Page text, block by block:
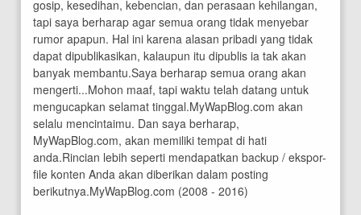
gosip, kesedihan, kebencian, dan perasaan kehilangan,
tapi saya berharap agar semua orang tidak menyebar
rumor apapun. Hal ini karena alasan pribadi yang tidak
dapat dipublikasikan, kalaupun itu dipublis ia tak akan
banyak membantu.Saya berharap semua orang akan
mengerti...Mohon maaf, tapi waktu telah datang untuk
mengucapkan selamat tinggal.MyWapBlog.com akan
selalu mencintaimu. Dan saya berharap,
MyWapBlog.com, akan memiliki tempat di hati
anda.Rincian lebih seperti mendapatkan backup / ekspor-
file konten Anda akan diberikan dalam posting
berikutnya.MyWapBlog.com (2008 - 2016)